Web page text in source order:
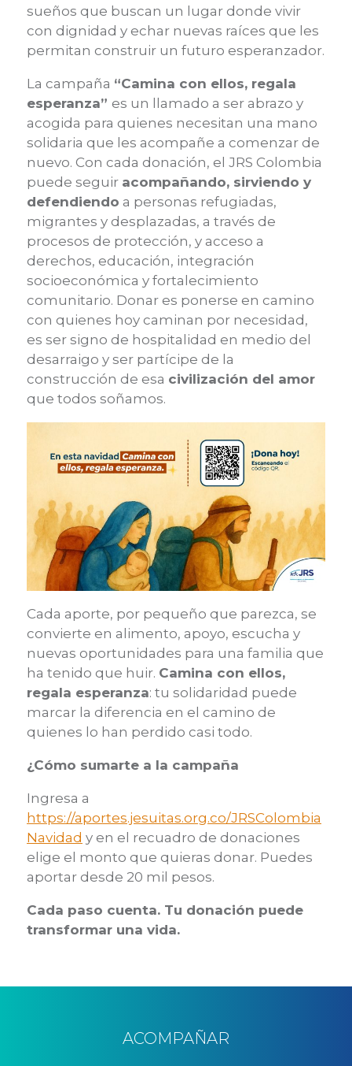
sueños que buscan un lugar donde vivir
con dignidad y echar nuevas raíces que les
permitan construir un futuro esperanzador.
La campaña “Camina con ellos, regala
esperanza” es un llamado a ser abrazo y
acogida para quienes necesitan una mano
solidaria que les acompañe a comenzar de
nuevo. Con cada donación, el JRS Colombia
puede seguir acompañando, sirviendo y
defendiendo a personas refugiadas,
migrantes y desplazadas, a través de
procesos de protección, y acceso a
derechos, educación, integración
socioeconómica y fortalecimiento
comunitario. Donar es ponerse en camino
con quienes hoy caminan por necesidad,
es ser signo de hospitalidad en medio del
desarraigo y ser partícipe de la
construcción de esa civilización del amor
que todos soñamos.
Cada aporte, por pequeño que parezca, se
convierte en alimento, apoyo, escucha y
nuevas oportunidades para una familia que
ha tenido que huir. Camina con ellos,
regala esperanza: tu solidaridad puede
marcar la diferencia en el camino de
quienes lo han perdido casi todo.
¿Cómo sumarte a la campaña­
Ingresa a
https://aportes.jesuitas.org.co/JRSColombia
Navidad y en el recuadro de donaciones
elige el monto que quieras donar. Puedes
aportar desde 20 mil pesos.
Cada paso cuenta. Tu donación puede
transformar una vida.
ACOMPAÑAR